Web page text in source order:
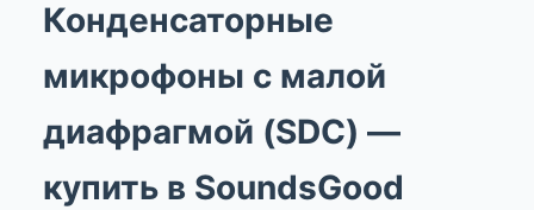
Конденсаторные
микрофоны с малой
диафрагмой (SDC) —
купить в SoundsGood